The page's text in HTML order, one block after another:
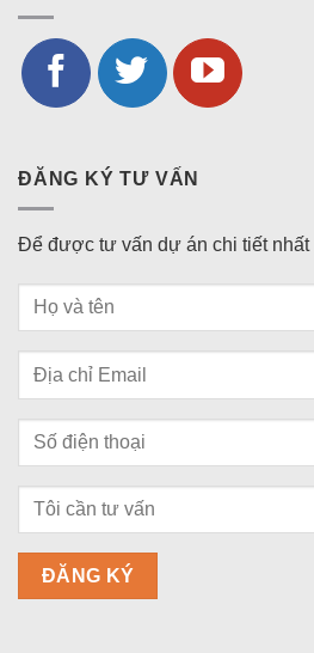
ĐĂNG KÝ TƯ VẤN
Để được tư vấn dự án chi tiết nhất